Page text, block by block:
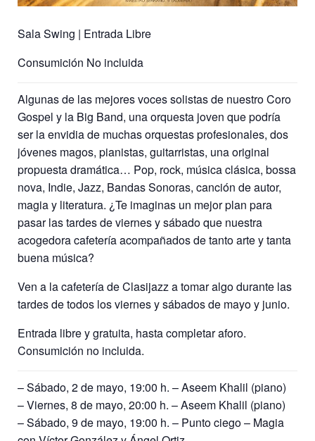
Sala Swing | Entrada Libre
Consumición No incluida
Algunas de las mejores voces solistas de nuestro Coro
Gospel y la Big Band, una orquesta joven que podría
ser la envidia de muchas orquestas profesionales, dos
jóvenes magos, pianistas, guitarristas, una original
propuesta dramática… Pop, rock, música clásica, bossa
nova, Indie, Jazz, Bandas Sonoras, canción de autor,
magia y literatura. ¿Te imaginas un mejor plan para
pasar las tardes de viernes y sábado que nuestra
acogedora cafetería acompañados de tanto arte y tanta
buena música?
Ven a la cafetería de Clasijazz a tomar algo durante las
tardes de todos los viernes y sábados de mayo y junio.
Entrada libre y gratuita, hasta completar aforo.
Consumición no incluida.
– Sábado, 2 de mayo, 19:00 h. – Aseem Khalil (piano)
– Viernes, 8 de mayo, 20:00 h. – Aseem Khalil (piano)
– Sábado, 9 de mayo, 19:00 h. – Punto ciego – Magia